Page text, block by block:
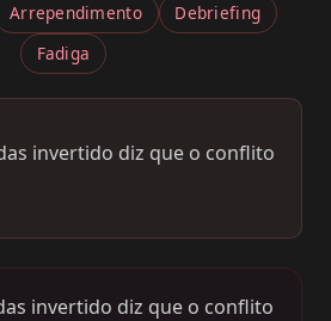
Arrependimento
Debriefing
Fadiga
invertido diz que o conflito
invertido diz que o conflito